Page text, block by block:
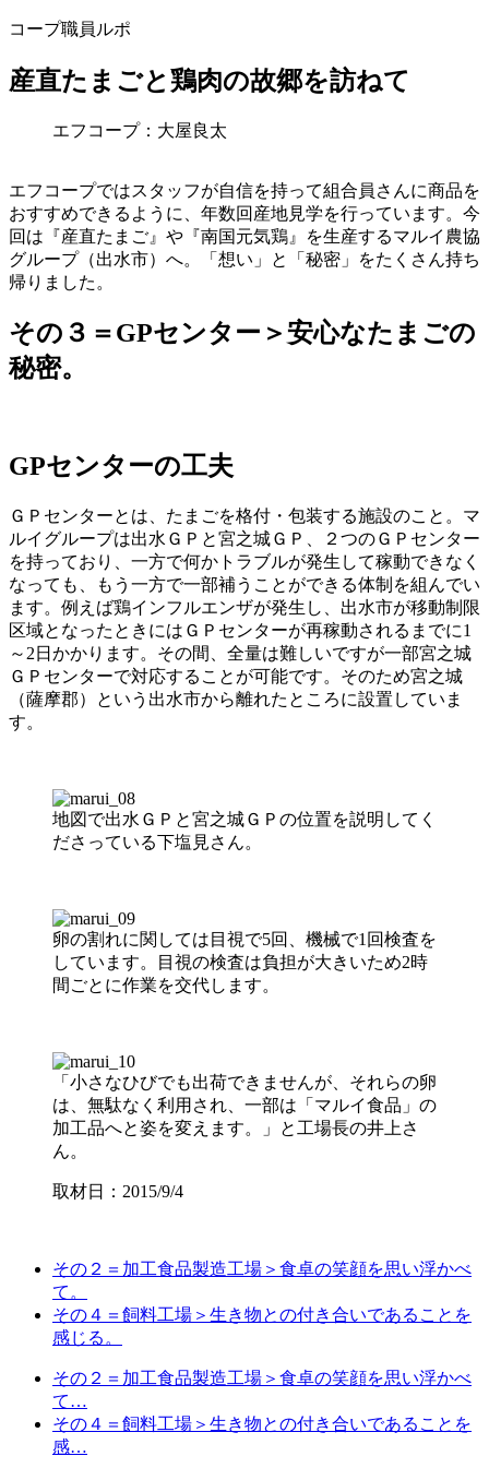
コープ職員ルポ
産直たまごと鶏肉の故郷を訪ねて
エフコープ：大屋良太
エフコープではスタッフが自信を持って組合員さんに商品を
おすすめできるように、年数回産地見学を行っています。今
回は『産直たまご』や『南国元気鶏』を生産するマルイ農協
グループ（出水市）へ。「想い」と「秘密」をたくさん持ち
帰りました。
その３＝GPセンター＞安心なたまごの
秘密。
GPセンターの工夫
ＧＰセンターとは、たまごを格付・包装する施設のこと。マ
ルイグループは出水ＧＰと宮之城ＧＰ、２つのＧＰセンター
を持っており、一方で何かトラブルが発生して稼動できなく
なっても、もう一方で一部補うことができる体制を組んでい
ます。例えば鶏インフルエンザが発生し、出水市が移動制限
区域となったときにはＧＰセンターが再稼動されるまでに1
～2日かかります。その間、全量は難しいですが一部宮之城
ＧＰセンターで対応することが可能です。そのため宮之城
（薩摩郡）という出水市から離れたところに設置していま
す。
地図で出水ＧＰと宮之城ＧＰの位置を説明してく
ださっている下塩見さん。
卵の割れに関しては目視で5回、機械で1回検査を
しています。目視の検査は負担が大きいため2時
間ごとに作業を交代します。
「小さなひびでも出荷できませんが、それらの卵
は、無駄なく利用され、一部は「マルイ食品」の
加工品へと姿を変えます。」と工場長の井上さ
ん。
取材日：2015/9/4
その２＝加工食品製造工場＞食卓の笑顔を思い浮かべ
て。
その４＝飼料工場＞生き物との付き合いであることを
感じる。
その２＝加工食品製造工場＞食卓の笑顔を思い浮かべ
て…
その４＝飼料工場＞生き物との付き合いであることを
感…